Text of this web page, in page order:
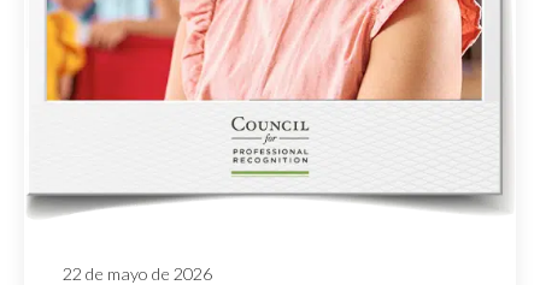
22 de mayo de 2026